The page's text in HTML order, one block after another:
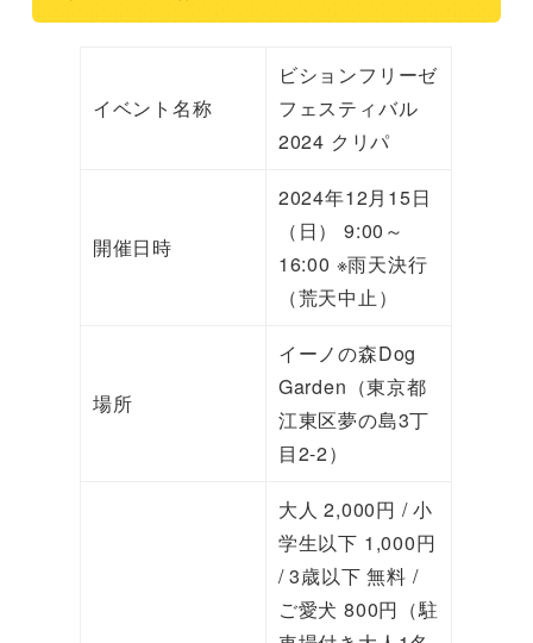
イベント名称
ビションフリーゼ
フェスティバル
2024 クリパ
開催日時
2024年12月15日
（日） 9:00～
16:00 ※雨天決行
（荒天中止）
場所
イーノの森Dog
Garden（東京都
江東区夢の島3丁
目2-2）
大人 2,000円 / 小
学生以下 1,000円
/ 3歳以下 無料 /
ご愛犬 800円（駐